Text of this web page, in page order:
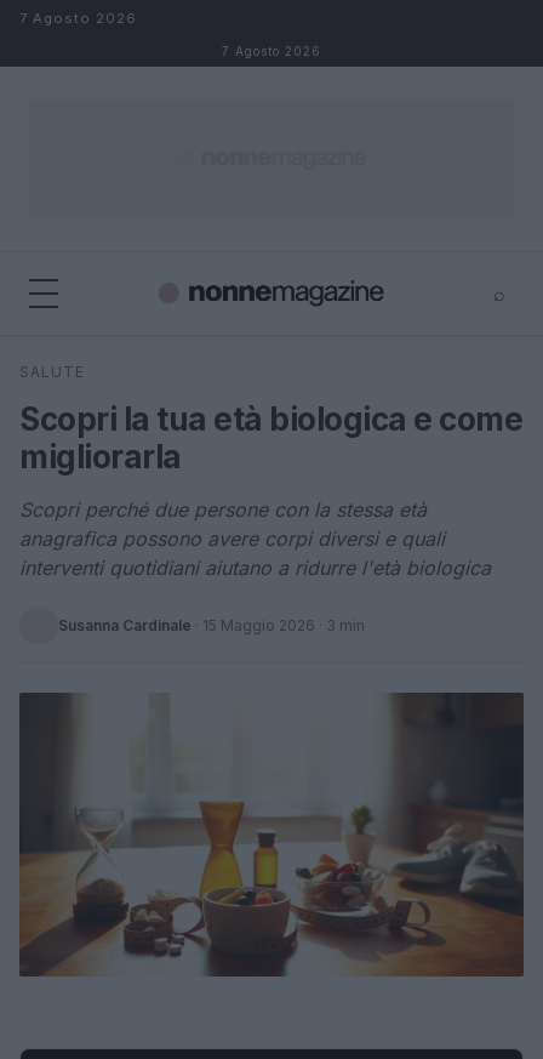
Salta al contenuto
7 Agosto 2026
7 Agosto 2026
⌕
Cerca
SALUTE
Scopri la tua età biologica e come
migliorarla
Scopri perché due persone con la stessa età
anagrafica possono avere corpi diversi e quali
interventi quotidiani aiutano a ridurre l'età biologica
Susanna Cardinale · 15 Maggio 2026 · 3 min